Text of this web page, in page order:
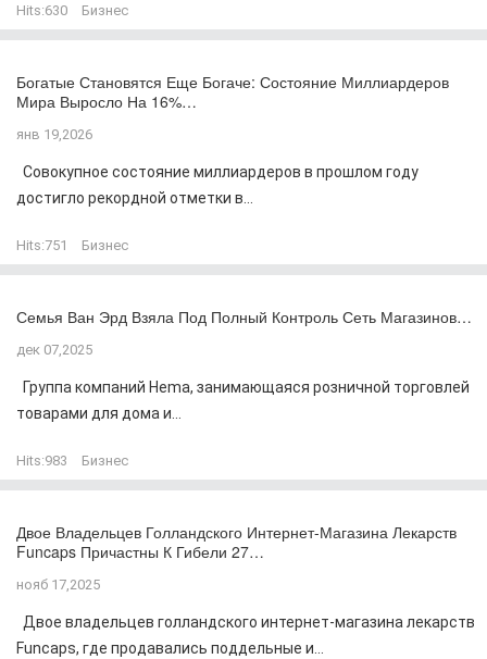
Hits:630 Бизнес
Богатые Становятся Еще Богаче: Состояние Миллиардеров
Мира Выросло На 16%…
янв 19,2026
Совокупное состояние миллиардеров в прошлом году
достигло рекордной отметки в...
Hits:751 Бизнес
Семья Ван Эрд Взяла Под Полный Контроль Сеть Магазинов…
дек 07,2025
Группа компаний Hema, занимающаяся розничной торговлей
товарами для дома и...
Hits:983 Бизнес
Двое Владельцев Голландского Интернет-Магазина Лекарств
Funcaps Причастны К Гибели 27…
нояб 17,2025
Двое владельцев голландского интернет-магазина лекарств
Funcaps, где продавались поддельные и...